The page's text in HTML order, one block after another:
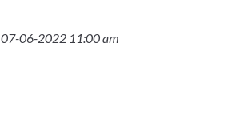
07-06-2022 11:00 am